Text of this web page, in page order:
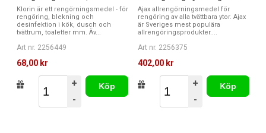
Klorin är ett rengörningsmedel - för
rengöring, blekning och
desinfektion i kök, dusch och
tvättrum, toaletter mm. Äv...
Art nr. 2256449
68,00 kr
+
-
Köp
Ajax allrengörningsmedel för
rengöring av alla tvättbara ytor. Ajax
är Sveriges mest populära
allrengöringsprodukter....
Art nr. 2256375
402,00 kr
+
-
Köp